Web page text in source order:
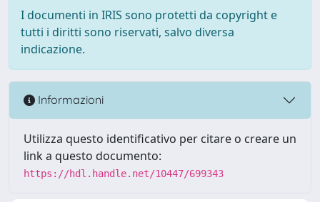
I documenti in IRIS sono protetti da copyright e
tutti i diritti sono riservati, salvo diversa
indicazione.
Informazioni
Utilizza questo identificativo per citare o creare un
link a questo documento:
https://hdl.handle.net/10447/699343